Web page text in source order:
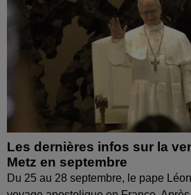
Les dernières infos sur la
Metz en septembre
Du 25 au 28 septembre, le pape